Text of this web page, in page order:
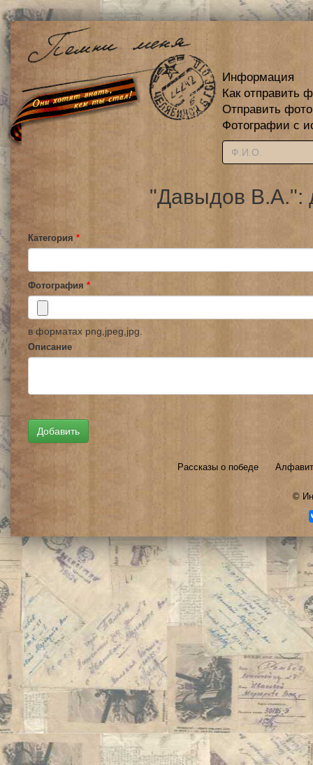
Информация
Как отправить
Отправить
Фотографии с
"Давыдов В.А.":
Категория *
Фотография *
в форматах png,jpeg,jpg.
Описание
Рассказы о победе
©